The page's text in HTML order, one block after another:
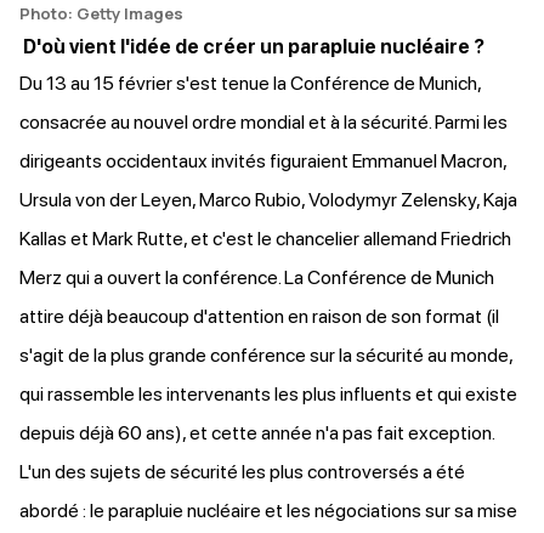
Photo: Getty Images
D'où vient l'idée de créer un parapluie nucléaire ?
Du 13 au 15 février s'est tenue la Conférence de Munich,
consacrée au nouvel ordre mondial et à la sécurité. Parmi les
dirigeants occidentaux invités figuraient Emmanuel Macron,
Ursula von der Leyen, Marco Rubio, Volodymyr Zelensky, Kaja
Kallas et Mark Rutte, et c'est le chancelier allemand Friedrich
Merz qui a ouvert la conférence. La Conférence de Munich
attire déjà beaucoup d'attention en raison de son format (il
s'agit de la plus grande conférence sur la sécurité au monde,
qui rassemble les intervenants les plus influents et qui existe
depuis déjà 60 ans), et cette année n'a pas fait exception.
L'un des sujets de sécurité les plus controversés a été
abordé : le parapluie nucléaire et les négociations sur sa mise